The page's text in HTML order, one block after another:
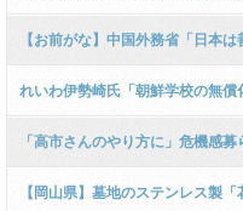
ｗｗｗｗｗｗｗ
【お前がな】中国外務省「日本
き」
れいわ伊勢崎氏「朝鮮学校の無
田めぐみさんは？」
「高市さんのやり方に」危機感
え 阿佐ヶ谷デモに1500人（主
【岡山県】墓地のステンレス製